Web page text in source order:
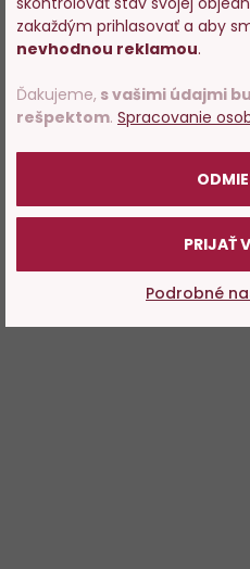
zakaždým prihlasovať a aby
nevhodnou reklamou.
Ďakujeme, s vašimi údajmi
rešpektom. Spracovanie
PRIJAŤ
Podrobné
predajom
potvrďte, že